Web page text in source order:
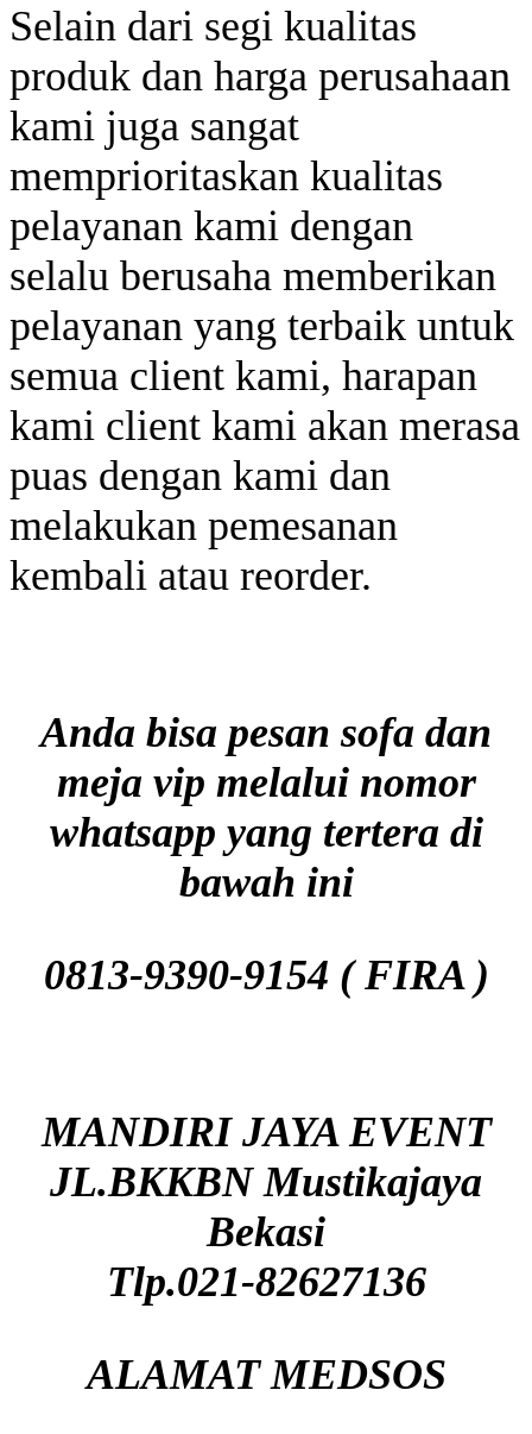
Selain dari segi kualitas
produk dan harga perusahaan
kami juga sangat
memprioritaskan kualitas
pelayanan kami dengan
selalu berusaha memberikan
pelayanan yang terbaik untuk
semua client kami, harapan
kami client kami akan merasa
puas dengan kami dan
melakukan pemesanan
kembali atau reorder.
Anda bisa pesan sofa dan
meja vip melalui nomor
whatsapp yang tertera di
bawah ini
0813-9390-9154 ( FIRA )
MANDIRI JAYA EVENT
JL.BKKBN Mustikajaya
Bekasi
Tlp.021-82627136
ALAMAT MEDSOS